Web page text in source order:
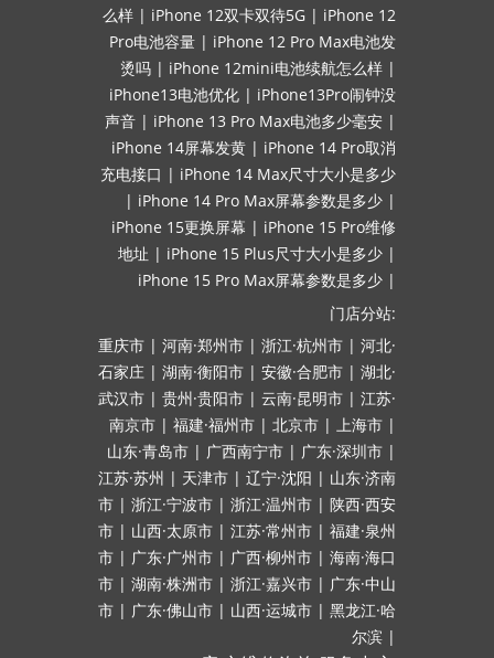
么样 | iPhone 12双卡双待5G | iPhone 12
Pro电池容量 | iPhone 12 Pro Max电池发
烫吗 | iPhone 12mini电池续航怎么样 |
iPhone13电池优化 | iPhone13Pro闹钟没
声音 | iPhone 13 Pro Max电池多少毫安 |
iPhone 14屏幕发黄 | iPhone 14 Pro取消
充电接口 | iPhone 14 Max尺寸大小是多少
| iPhone 14 Pro Max屏幕参数是多少 |
iPhone 15更换屏幕 | iPhone 15 Pro维修
地址 | iPhone 15 Plus尺寸大小是多少 |
iPhone 15 Pro Max屏幕参数是多少 |
门店分站:
重庆市 | 河南·郑州市 | 浙江·杭州市 | 河北·
石家庄 | 湖南·衡阳市 | 安徽·合肥市 | 湖北·
武汉市 | 贵州·贵阳市 | 云南·昆明市 | 江苏·
南京市 | 福建·福州市 | 北京市 | 上海市 |
山东·青岛市 | 广西南宁市 | 广东·深圳市 |
江苏·苏州 | 天津市 | 辽宁·沈阳 | 山东·济南
市 | 浙江·宁波市 | 浙江·温州市 | 陕西·西安
市 | 山西·太原市 | 江苏·常州市 | 福建·泉州
市 | 广东·广州市 | 广西·柳州市 | 海南·海口
市 | 湖南·株洲市 | 浙江·嘉兴市 | 广东·中山
市 | 广东·佛山市 | 山西·运城市 | 黑龙江·哈
尔滨 |